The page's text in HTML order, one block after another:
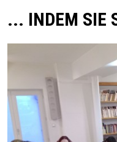
... INDEM SIE